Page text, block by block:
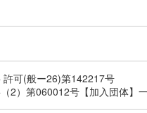
可(般ー26)第142217号
）第060012号【加入団体】